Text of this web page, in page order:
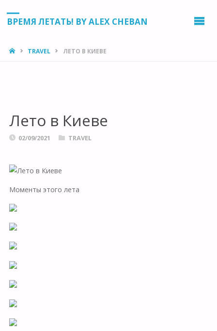
ВРЕМЯ ЛЕТАТЬ! BY ALEX CHEBAN
HOMETRAVEL ЛЕТО В КИЕВЕ
Лето в Киеве
02/09/2021 TRAVEL
Моменты этого лета